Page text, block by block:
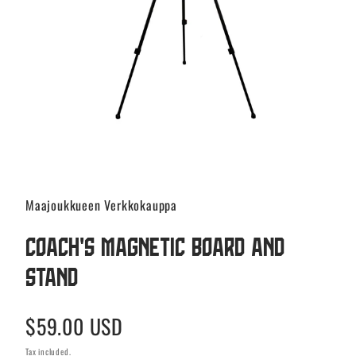
Maajoukkueen Verkkokauppa
Coach's magnetic board and
stand
Regular
price
$59.00 USD
Tax included.